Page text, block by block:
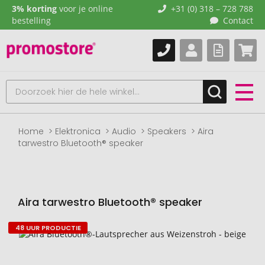
3% korting voor je online
bestelling
+31 (0) 318 – 728 788
Contact
Home Elektronica Audio Speakers
Aira
tarwestro Bluetooth® speaker
Aira tarwestro Bluetooth® speaker
Naar
48 UUR PRODUCTIE